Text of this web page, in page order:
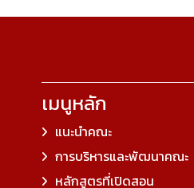
เมนูหลัก
แนะนำคณะ
การบริหารและพัฒนาคณะ
หลักสูตรที่เปิดสอน